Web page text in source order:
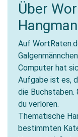
Über
Auf
Computer hat
Aufgabe ist es,
die Buchstaben.
du verloren.
Thematische
bestimmten